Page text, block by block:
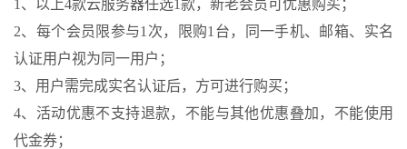
1、以上4款云服务器任选1款，新老会员可优惠购买；
2、每个会员限参与1次，限购1台，同一手机、 邮箱、实名
认证用户视为同一用户；
3、用户需完成实名认证后，方可进行购买；
4、活动优惠不支持退款，不能与其他优惠叠加，不能使用
代金券；